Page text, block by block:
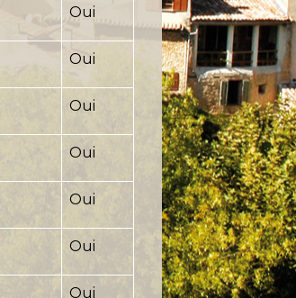
Oui
Oui
Oui
Oui
Oui
Oui
Oui